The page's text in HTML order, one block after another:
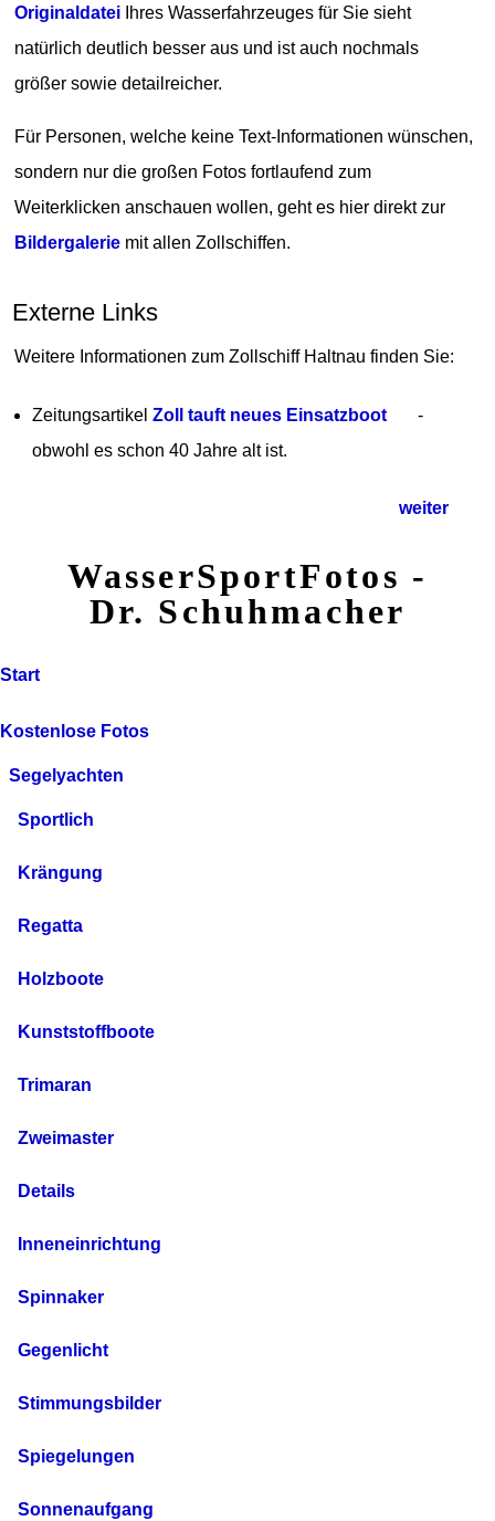
Originaldatei Ihres Wasserfahrzeuges für Sie sieht
natürlich deutlich besser aus und ist auch nochmals
größer sowie detailreicher.
Für Personen, welche keine Text-Informationen wünschen,
sondern nur die großen Fotos fortlaufend zum
Weiterklicken anschauen wollen, geht es hier direkt zur
Bildergalerie mit allen Zollschiffen.
Externe Links
Weitere Informationen zum Zollschiff Haltnau finden Sie:
ZeitungsartikelZoll tauft neues Einsatzboot
-
obwohl es schon 40 Jahre alt ist.
weiter
WasserSportFotos -
Dr. Schuhmacher
Start
Kostenlose Fotos
Segelyachten
Sportlich
Krängung
Regatta
Holzboote
Kunststoffboote
Trimaran
Zweimaster
Details
Inneneinrichtung
Spinnaker
Gegenlicht
Stimmungsbilder
Spiegelungen
Sonnenaufgang